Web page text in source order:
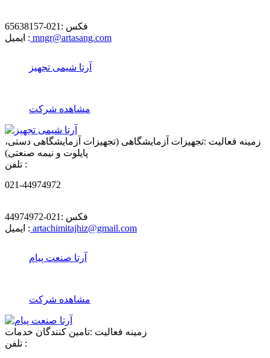
فکس : 021-65638157
ایمیل : mngr@artasang.com
آرتا شیمی تجهیز
مشاهده شرکت
زمینه فعالیت :تجهیزات آزمایشگاهی (تجهیزات آزمایشگاهی دستی،
پایلوت و نیمه صنعتی)
تلفن :
021-44974972
فکس : 021-44974972
ایمیل : artachimitajhiz@gmail.com
آرتا صنعت پیام
مشاهده شرکت
زمینه فعالیت :تامین کنندگان خدمات
تلفن :